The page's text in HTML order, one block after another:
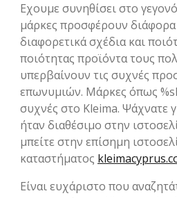
Eχουμε συνηθίσει στο
μάρκες προσφέρουν
διαφορετικά σχέδια και
ποιότητας προϊόντα τους
υπερβαίνουν τις συχνές
επωνυμιών. Μάρκες όπως
συχνές στο Kleima. Ψάχνατε
ήταν διαθέσιμο στην
μπείτε στην επίσημη
καταστήματος
Eίναι ευχάριστο που